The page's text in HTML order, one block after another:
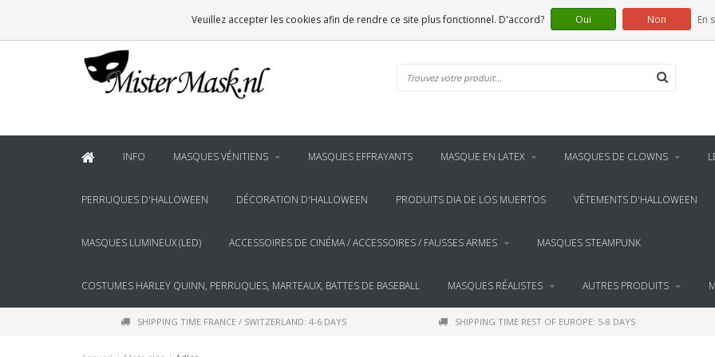
GRATIS BEZORGING
INFO MASQUES VÉNITIENS MASQUES EFFRAYANTS MASQUE EN LATEX MASQUES DE CLOWNS
PERRUQUES D'HALLOWEEN DÉCORATION D'HALLOWEEN PRODUITS DIA DE LOS MUERTOS VÊTEMENTS D'HALLOWEEN
MASQUES LUMINEUX (LED) ACCESSOIRES DE CINÉMA / ACCESSOIRES / FAUSSES ARMES MASQUES STEAMPUNK
COSTUMES HARLEY QUINN, PERRUQUES, MARTEAUX, BATTES DE BASEBALL MASQUES RÉALISTES AUTRES PRODUITS
SHIPPING TIME FRANCE / SWITZERLAND: 4-6 DAYS SHIPPING TIME REST OF EUROPE: 5-8 DAYS
Veuillez accepter les cookies afin de rendre ce site plus fonctionnel. D'accord? Oui Non En